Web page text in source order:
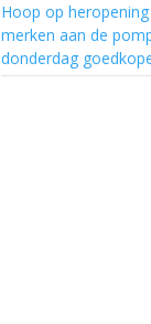
Hoop op
merken aan de
donderdag